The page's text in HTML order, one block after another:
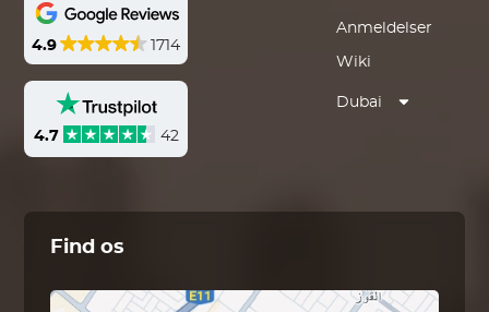
4.9 1714
4.7 42
Anmeldelser
Wiki
Dubai
Find os